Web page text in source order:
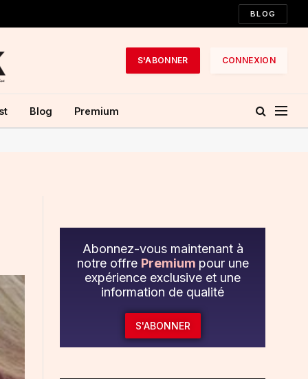
BLOG
S'ABONNER CONNEXION
Blog Premium
Abonnez-vous maintenant à
notre offre Premium pour une
expérience exclusive et une
information de qualité
S'ABONNER